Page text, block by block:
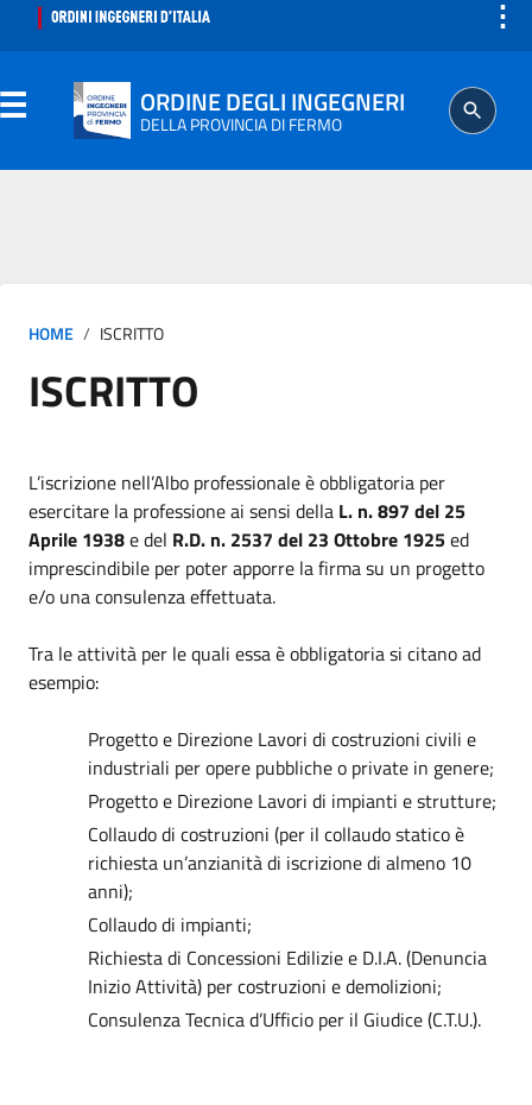
⋮
ORDINE DEGLI INGEGNERI
DELLA PROVINCIA DI FERMO
ISCRITTO
PROFESSIONE
AGGIORNAMENTO PROFESSIONALE
HOME ISCRITTO
ISCRITTO
L’iscrizione nell’Albo professionale è obbligatoria per
esercitare la professione ai sensi della L. n. 897 del 25
Aprile 1938e del R.D. n. 2537 del 23 Ottobre 1925ed
imprescindibile per poter apporre la firma su un progetto
e/o una consulenza effettuata.
Tra le attività per le quali essa è obbligatoria si citano ad
esempio:
Progetto e Direzione Lavori di costruzioni civili e
industriali per opere pubbliche o private in genere;
Progetto e Direzione Lavori di impianti e strutture;
Collaudo di costruzioni (per il collaudo statico è
richiesta un’anzianità di iscrizione di almeno 10
anni);
Collaudo di impianti;
Richiesta di Concessioni Edilizie e D.I.A. (Denuncia
Inizio Attività) per costruzioni e demolizioni;
Consulenza Tecnica d’Ufficio per il Giudice (C.T.U.).